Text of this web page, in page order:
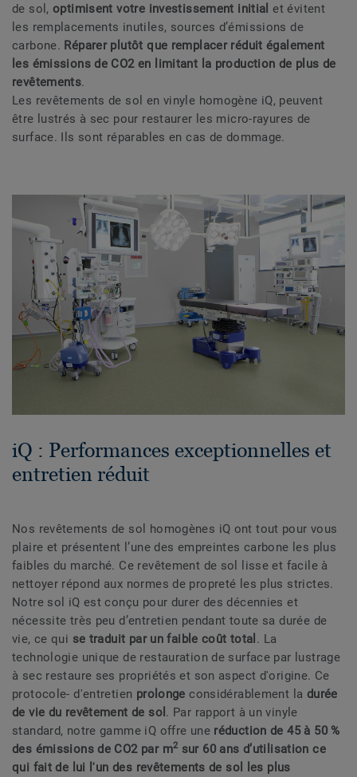
de sol,optimisent votre investissement initial et évitent
les remplacements inutiles, sources d’émissions de
carbone. Réparer plutôt que remplacer réduit également
les émissions de CO2 en limitant la production de plus de
revêtements.
Les revêtements de sol en vinyle homogène iQ, peuvent
être lustrés à sec pour restaurer les micro-rayures de
surface. Ils sont réparables en cas de dommage.
iQ : Performances exceptionnelles et
entretien réduit
Nos revêtements de sol homogènes iQ ont tout pour vous
plaire et présentent l’une des empreintes carbone les plus
faibles du marché. Ce revêtement de sol lisse et facile à
nettoyer répond aux normes de propreté les plus strictes.
Notre sol iQ est conçu pour durer des décennies et
nécessite très peu d’entretien pendant toute sa durée de
vie, ce qui se traduit par un faible coût total . La
technologie unique de restauration de surface par lustrage
à sec restaure ses propriétés et son aspect d'origine. Ce
protocole- d'entretien prolonge considérablement la durée
de vie du revêtement de sol . Par rapport à un vinyle
standard, notre gamme iQ offre une réduction de 45 à 50 %
des émissions de CO2 par m2 sur 60 ans d’utilisation ce
qui fait de lui l'un des revêtements de sol les plus